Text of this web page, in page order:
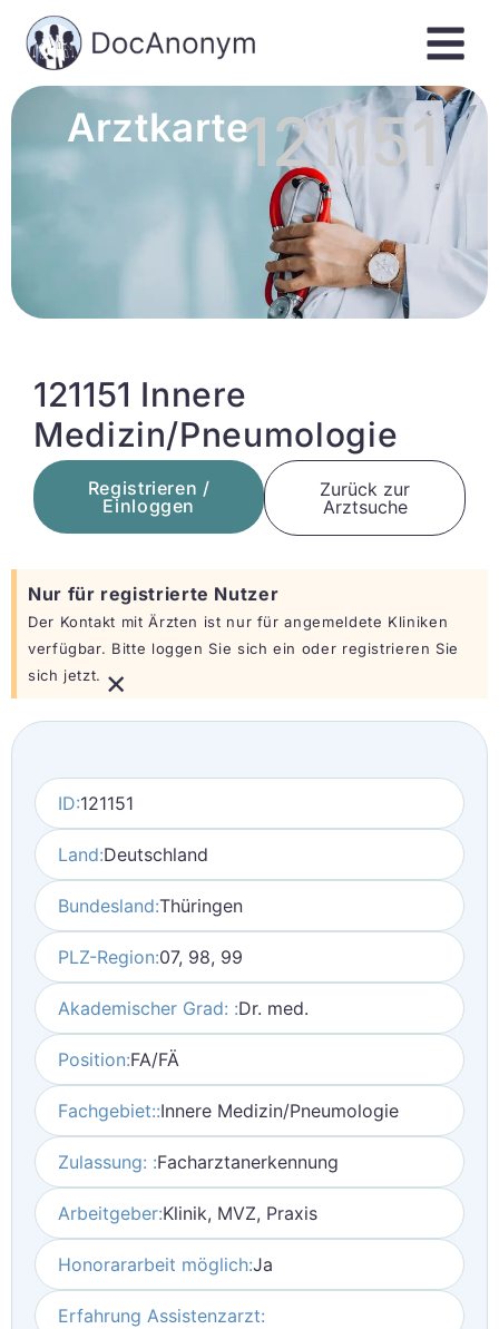
Arztkarte121151
121151 Innere
Medizin/Pneumologie
Registrieren /
Einloggen
Zurück zur
Arztsuche
Nur für registrierte Nutzer
Der Kontakt mit Ärzten ist nur für angemeldete Kliniken
verfügbar. Bitte loggen Sie sich ein oder registrieren Sie
sich jetzt. ×
ID:121151
Land:Deutschland
Bundesland:Thüringen
PLZ-Region:07, 98, 99
Akademischer Grad: :Dr. med.
Position:FA/FÄ
Fachgebiet::Innere Medizin/Pneumologie
Zulassung: :Facharztanerkennung
Arbeitgeber:Klinik, MVZ, Praxis
Honorararbeit möglich:Ja
Erfahrung Assistenzarzt: